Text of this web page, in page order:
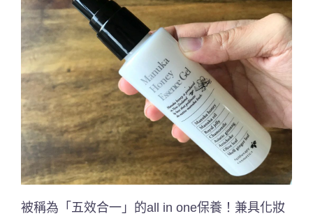
被稱為「五效合一」的all in one保養！兼具化妝